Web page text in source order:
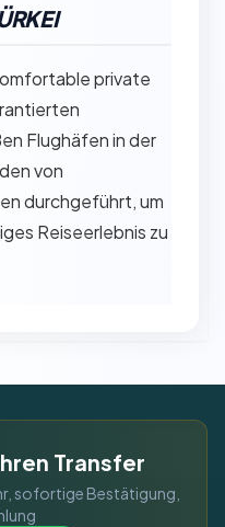
private
Flughäfen in der
von
durchgeführt, um
Reiseerlebnis zu
Transfer
sofortige Bestätigung,